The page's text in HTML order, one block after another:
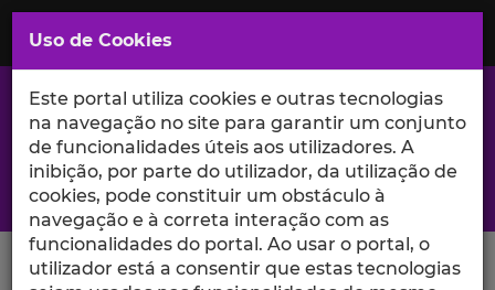
Saltar
para
Conteúdo
Principal
A excelência da investigação e ciência no Iscte
Search Button
Uso de Cookies
Este portal utiliza cookies e outras tecnologias
na navegação no site para garantir um conjunto
de funcionalidades úteis aos utilizadores. A
inibição, por parte do utilizador, da utilização de
cookies, pode constituir um obstáculo à
navegação e à correta interação com as
funcionalidades do portal. Ao usar o portal, o
utilizador está a consentir que estas tecnologias